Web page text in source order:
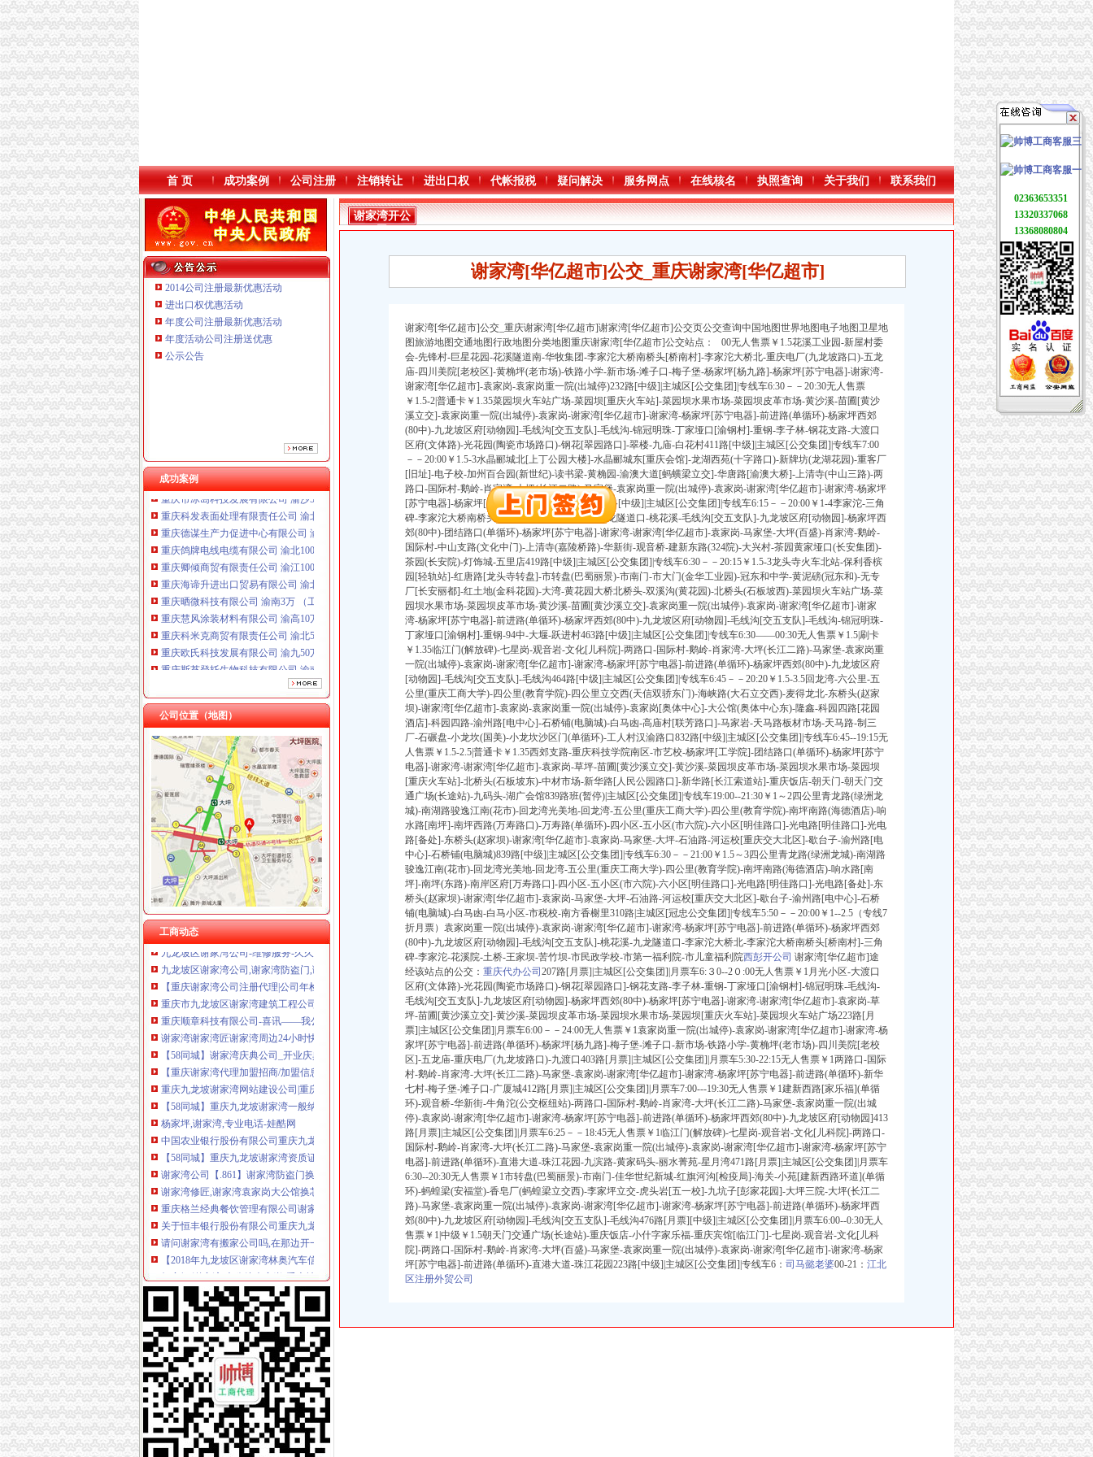
首 页 成功案例 公司注册 注销转让 进出口权 代帐报税 疑问解决 服务网点 在线核名 执照查询 关于我们 联系我们
2014公司注册最新优惠活动
进出口权优惠活动
年度公司注册最新优惠活动
年度活动公司注册送优惠
公示公告
成功案例
重庆鸽牌电线电缆有限公司 渝北10010万 (进出口权)
重庆卿倾商贸有限责任公司 渝江100万 （工商注册）
重庆欧氏科技发展有限公司 渝九50万 （进出口权）
重庆斯苔登托生物科技有限公司 渝南10万 （工商注册）
重庆市冰岛科技发展有限公司 渝沙50万 （进出口权）
重庆科发表面处理有限责任公司 渝北800万 （进出口权）
重庆德谋生产力促进中心有限公司 渝大10万 （工商注册）
重庆鸽牌电线电缆有限公司 渝北10010万 (进出口权)
重庆卿倾商贸有限责任公司 渝江100万 （工商注册）
重庆海谛升进出口贸易有限公司 渝北100万 （进出口权）
重庆晒微科技有限公司 渝南3万 （工商注册）
重庆慧风涂装材料有限公司 渝高10万 （工商注册）
重庆科米克商贸有限责任公司 渝北50万 （工商注册）
重庆欧氏科技发展有限公司 渝九50万 （进出口权）
重庆斯苔登托生物科技有限公司 渝南10万 （工商注册）
重庆市冰岛科技发展有限公司 渝沙50万 （进出口权）
重庆科发表面处理有限责任公司 渝北800万 （进出口权）
重庆德谋生产力促进中心有限公司 渝大10万 （工商注册）
公司位置（地图）
工商动态
谢家湾开公司
谢家湾海波信用查询_谢家湾海波企业/相关公司信用报告查询–阿里
谢家湾立交改造工程10月竣工(图)_网易新闻
【谢家湾疏通下水道_谢家湾下水道堵塞疏通】-58到家
九龙坡区谢家湾小学
谢家湾哪里回收浪琴手表？二手名表回收店-中科商务网-浩宇名品回收
九龙坡区谢家湾垠开得电子商务服务部_【电话地址_招聘信息_注册信
【重庆九龙坡谢家湾注册公司_代理注册公司_工商注册】-重庆工商注
九龙坡区谢家湾公司-维修服务-久久信息网-
九龙坡区谢家湾公司,谢家湾防盗门,谢家湾汽车-久久
【重庆谢家湾公司注册代理|公司年检代办|代办注册公司价格】-重庆赶
重庆市九龙坡区谢家湾建筑工程公司
重庆顺章科技有限公司-喜讯——我公司成功签约谢家湾小学网站开发
谢家湾谢家湾匠谢家湾周边24小时快速上门服务电话-谢
【58同城】谢家湾庆典公司_开业庆典_活动策划公司
【重庆谢家湾代理加盟招商/加盟信息|代理商加盟|免费加盟代理】-重庆
重庆九龙坡谢家湾网站建设公司|重庆九龙坡谢家湾网站建设-重庆九龙
【58同城】重庆九龙坡谢家湾一般纳税人申请_一般纳税人申请代办_
杨家坪,谢家湾,专业电话-娃酷网
中国农业银行股份有限公司重庆九龙坡谢家湾支行_【信用信息_诉讼信
【58同城】重庆九龙坡谢家湾资质证书办理_企业资质代理_资质代办机
谢家湾公司【.861】谢家湾防盗门换芯,换指纹_防盗
谢家湾修匠,谢家湾袁家岗大公馆换芯修门,谢家湾开汽车谢家
重庆格兰经典餐饮管理有限公司谢家湾分公司
关于恒丰银行股份有限公司重庆九龙坡谢家湾小微支行开业的批复
请问谢家湾有搬家公司吗,在那边开一家怎么样？_百度知道
【2018年九龙坡区谢家湾林奥汽车信息咨询服务部新招聘信息_电话
杨家坪,谢家湾,大公馆袁家岗-重庆社区
谢家湾谢家湾周边袁家岗谢家湾专业匠急电话—
谢家湾小学-搜百科
24小时电话杨家坪谢家湾大公馆重庆/装今题网
【重庆谢家湾住宅家具公司|家具厂|家具城】-重庆赶集网
醇粹火锅(谢家湾总店)电话,地址,营业时间(图)-重庆美食-大众
重庆谢家湾开的万象城有没有人去过_重庆吧_百度贴吧
奥体中心杨家坪谢家湾换芯110备案-重庆社区
关于恒丰银行股份有限公司重庆九龙坡谢家湾小微支行开业的批复-搜
【重庆谢家湾庆鲜花公司|礼鲜花】-重庆赶集网
谢家湾保洁公司_谢家湾保洁公司厂家批发-虎易网
袁家岗大公馆谢家湾,换
谢家湾开公
司
谢家湾[华亿超市]公交_重庆谢家湾[华亿超市]
谢家湾[华亿超市]公交_重庆谢家湾[华亿超市]谢家湾[华亿超市]公交页公交查询中国地图世界地图电子地图卫星地
图旅游地图交通地图行政地图分类地图重庆谢家湾[华亿超市]公交站点： 00无人售票￥1.5花溪工业园-新屋村委
会-先锋村-巨星花园-花溪隧道南-华牧集团-李家沱大桥南桥头[桥南村]-李家沱大桥北-重庆电厂(九龙坡路口)-五龙
庙-四川美院[老校区]-黄桷坪(老市场)-铁路小学-新市场-滩子口-梅子堡-杨家坪[杨九路]-杨家坪[苏宁电器]-谢家湾-
谢家湾[华亿超市]-袁家岗-袁家岗重一院(出城停)232路[中级]|主城区[公交集团]|专线车6:30－－20:30无人售票
￥1.5-2|普通卡￥1.35菜园坝火车站广场-菜园坝[重庆火车站]-菜园坝水果市场-菜园坝皮革市场-黄沙溪-苗圃[黄沙
溪立交]-袁家岗重一院(出城停)-袁家岗-谢家湾[华亿超市]-谢家湾-杨家坪[苏宁电器]-前进路(单循环)-杨家坪西郊
(80中)-九龙坡区府[动物园]-毛线沟[交五支队]-毛线沟-锦冠明珠-丁家垭口[渝钢村]-重钢-李子林-钢花支路-大渡口
区府(文体路)-光花园(陶瓷市场路口)-钢花[翠园路口]-翠楼-九庙-白花村411路[中级]|主城区[公交集团]|专线车7:00
－－20:00￥1.5-3水晶郦城北[上丁公园大楼]-水晶郦城东[重庆会馆]-龙湖西苑(十字路口)-新牌坊(龙湖花园)-重客厂
[旧址]-电子校-加州百合园(新世纪)-读书梁-黄桷园-渝澳大道[蚂蟥梁立交]-华唐路[渝澳大桥]-上清寺(中山三路)-两
路口-国际村-鹅岭-肖家湾-大坪(长江二路)-马家堡-袁家岗重一院(出城停)-袁家岗-谢家湾[华亿超市]-谢家湾-杨家坪
[苏宁电器]-杨家坪[工学院]-市艺校-桃园佳景416路[中级]|主城区[公交集团]|专线车6:15－－20:00￥1-4李家沱-三角
碑-李家沱大桥南桥头[桥南村]-李家沱大桥北-九龙隧道口-桃花溪-毛线沟[交五支队]-九龙坡区府[动物园]-杨家坪西
郊(80中)-团结路口(单循环)-杨家坪[苏宁电器]-谢家湾-谢家湾[华亿超市]-袁家岗-马家堡-大坪(百盛)-肖家湾-鹅岭-
国际村-中山支路(文化中门)-上清寺(嘉陵桥路)-华新街-观音桥-建新东路(324院)-大兴村-茶园黄家垭口(长安集团)-
茶园(长安院)-灯饰城-五里店419路[中级]|主城区[公交集团]|专线车6:30－－20:15￥1.5-3龙头寺火车北站-保利香槟
园[轻轨站]-红唐路[龙头寺转盘]-市转盘(巴蜀丽景)-市南门-市大门(金华工业园)-冠东和中学-黄泥磅(冠东和)-无专
厂[长安丽都]-红土地(金科花园)-大湾-黄花园大桥北桥头-双溪沟(黄花园)-北桥头(石板坡西)-菜园坝火车站广场-菜
园坝水果市场-菜园坝皮革市场-黄沙溪-苗圃[黄沙溪立交]-袁家岗重一院(出城停)-袁家岗-谢家湾[华亿超市]-谢家
湾-杨家坪[苏宁电器]-前进路(单循环)-杨家坪西郊(80中)-九龙坡区府[动物园]-毛线沟[交五支队]-毛线沟-锦冠明珠-
丁家垭口[渝钢村]-重钢-94中-大堰-跃进村463路[中级]|主城区[公交集团]|专线车6:30――00:30无人售票￥1.5|刷卡
￥1.35临江门(解放碑)-七星岗-观音岩-文化[儿科院]-两路口-国际村-鹅岭-肖家湾-大坪(长江二路)-马家堡-袁家岗重
一院(出城停)-袁家岗-谢家湾[华亿超市]-谢家湾-杨家坪[苏宁电器]-前进路(单循环)-杨家坪西郊(80中)-九龙坡区府
[动物园]-毛线沟[交五支队]-毛线沟464路[中级]|主城区[公交集团]|专线车6:45－－20:20￥1.5-3.5回龙湾-六公里-五
公里(重庆工商大学)-四公里(教育学院)-四公里立交西(天信双骄东门)-海峡路(大石立交西)-麦得龙北-东桥头(赵家
坝)-谢家湾[华亿超市]-袁家岗-袁家岗重一院(出城停)-袁家岗[奥体中心]-大公馆(奥体中心东)-隆鑫-科园四路[花园
酒店]-科园四路-渝州路[电中心]-石桥铺(电脑城)-白马凼-高庙村[联芳路口]-马家岩-天马路板材市场-天马路-制三
厂-石碾盘-小龙坎(国美)-小龙坎沙区门(单循环)-工人村汉渝路口832路[中级]|主城区[公交集团]|专线车6:45--19:15无
人售票￥1.5-2.5|普通卡￥1.35西郊支路-重庆科技学院南区-市艺校-杨家坪[工学院]-团结路口(单循环)-杨家坪[苏宁
电器]-谢家湾-谢家湾[华亿超市]-袁家岗-草坪-苗圃[黄沙溪立交]-黄沙溪-菜园坝皮革市场-菜园坝水果市场-菜园坝
[重庆火车站]-北桥头(石板坡东)-中材市场-新华路[人民公园路口]-新华路[长江索道站]-重庆饭店-朝天门-朝天门交
通广场(长途站)-九码头-湖广会馆839路班(暂停)|主城区[公交集团]|专线车19:00--21:30￥1～2四公里青龙路(绿洲龙
城)-南湖路骏逸江南(花市)-回龙湾光美地-回龙湾-五公里(重庆工商大学)-四公里(教育学院)-南坪南路(海德酒店)-响
水路[南坪]-南坪西路(万寿路口)-万寿路(单循环)-四小区-五小区(市六院)-六小区[明佳路口]-光电路[明佳路口]-光电
路[备处]-东桥头(赵家坝)-谢家湾[华亿超市]-袁家岗-马家堡-大坪-石油路-河运校[重庆交大北区]-歇台子-渝州路[电
中心]-石桥铺(电脑城)839路[中级]|主城区[公交集团]|专线车6:30－－21:00￥1.5～3四公里青龙路(绿洲龙城)-南湖路
骏逸江南(花市)-回龙湾光美地-回龙湾-五公里(重庆工商大学)-四公里(教育学院)-南坪南路(海德酒店)-响水路[南
坪]-南坪(东路)-南岸区府[万寿路口]-四小区-五小区(市六院)-六小区[明佳路口]-光电路[明佳路口]-光电路[备处]-东
桥头(赵家坝)-谢家湾[华亿超市]-袁家岗-马家堡-大坪-石油路-河运校[重庆交大北区]-歇台子-渝州路[电中心]-石桥
铺(电脑城)-白马凼-白马小区-市税校-南方香榭里310路|主城区[冠忠公交集团]|专线车5:50－－20:00￥1--2.5（专线7
折月票）袁家岗重一院(出城停)-袁家岗-谢家湾[华亿超市]-谢家湾-杨家坪[苏宁电器]-前进路(单循环)-杨家坪西郊
(80中)-九龙坡区府[动物园]-毛线沟[交五支队]-桃花溪-九龙隧道口-李家沱大桥北-李家沱大桥南桥头[桥南村]-三角
碑-李家沱-花溪院-土桥-王家坝-苦竹坝-市民政学校-市第一福利院-市儿童福利院西彭开公司 谢家湾[华亿超市]途
经该站点的公交： 重庆代办公司 207路[月票]|主城区[公交集团]|月票车6:３0--2０:00无人售票￥1月光小区-大渡口
区府(文体路)-光花园(陶瓷市场路口)-钢花[翠园路口]-钢花支路-李子林-重钢-丁家垭口[渝钢村]-锦冠明珠-毛线沟-
毛线沟[交五支队]-九龙坡区府[动物园]-杨家坪西郊(80中)-杨家坪[苏宁电器]-谢家湾-谢家湾[华亿超市]-袁家岗-草
坪-苗圃[黄沙溪立交]-黄沙溪-菜园坝皮革市场-菜园坝水果市场-菜园坝[重庆火车站]-菜园坝火车站广场223路[月
票]|主城区[公交集团]|月票车6:00－－24:00无人售票￥1袁家岗重一院(出城停)-袁家岗-谢家湾[华亿超市]-谢家湾-杨
家坪[苏宁电器]-前进路(单循环)-杨家坪[杨九路]-梅子堡-滩子口-新市场-铁路小学-黄桷坪(老市场)-四川美院[老校
区]-五龙庙-重庆电厂(九龙坡路口)-九渡口403路[月票]|主城区[公交集团]|月票车5:30-22:15无人售票￥1两路口-国际
村-鹅岭-肖家湾-大坪(长江二路)-马家堡-袁家岗-谢家湾[华亿超市]-谢家湾-杨家坪[苏宁电器]-前进路(单循环)-新华
七村-梅子堡-滩子口-广厦城412路[月票]|主城区[公交集团]|月票车7:00---19:30无人售票￥1建新西路[家乐福](单循
环)-观音桥-华新街-牛角沱(公交枢纽站)-两路口-国际村-鹅岭-肖家湾-大坪(长江二路)-马家堡-袁家岗重一院(出城
停)-袁家岗-谢家湾[华亿超市]-谢家湾-杨家坪[苏宁电器]-前进路(单循环)-杨家坪西郊(80中)-九龙坡区府[动物园]413
路[月票]|主城区[公交集团]|月票车6:25－－18:45无人售票￥1临江门(解放碑)-七星岗-观音岩-文化[儿科院]-两路口-
国际村-鹅岭-肖家湾-大坪(长江二路)-马家堡-袁家岗重一院(出城停)-袁家岗-谢家湾[华亿超市]-谢家湾-杨家坪[苏宁
电器]-前进路(单循环)-直港大道-珠江花园-九滨路-黄家码头-丽水菁苑-星月湾471路[月票]|主城区[公交集团]|月票车
6:30--20:30无人售票￥1市转盘(巴蜀丽景)-市南门-佳华世纪新城-红旗河沟[检疫局]-海关-小苑[建新西路环道](单循
环)-蚂蝗梁(安福堂)-香皂厂(蚂蝗梁立交西)-李家坪立交-虎头岩[五一校]-九坑子[彭家花园]-大坪三院-大坪(长江二
路)-马家堡-袁家岗重一院(出城停)-袁家岗-谢家湾[华亿超市]-谢家湾-杨家坪[苏宁电器]-前进路(单循环)-杨家坪西
郊(80中)-九龙坡区府[动物园]-毛线沟[交五支队]-毛线沟476路[月票][中级]|主城区[公交集团]|月票车6:00--0:30无人
售票￥1|中级￥1.5朝天门交通广场(长途站)-重庆饭店-小什字家乐福-重庆宾馆[临江门]-七星岗-观音岩-文化[儿科
院]-两路口-国际村-鹅岭-肖家湾-大坪(百盛)-马家堡-袁家岗重一院(出城停)-袁家岗-谢家湾[华亿超市]-谢家湾-杨家
坪[苏宁电器]-前进路(单循环)-直港大道-珠江花园223路[中级]|主城区[公交集团]|专线车6： 司马懿老婆00-21： 江北
区注册外贸公司
02363653351
13320337068
13368080804